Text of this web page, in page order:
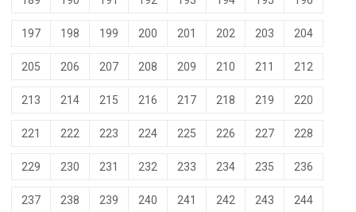
197 198 199 200 201 202 203 204
205 206 207 208 209 210 211 212
213 214 215 216 217 218 219 220
221 222 223 224 225 226 227 228
229 230 231 232 233 234 235 236
237 238 239 240 241 242 243 244